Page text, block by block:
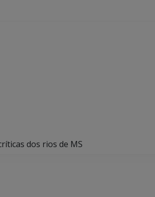
dos rios de MS